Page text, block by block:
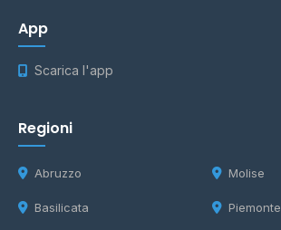
App
Scarica l'app
Regioni
Abruzzo
Basilicata
Molise
Piemonte